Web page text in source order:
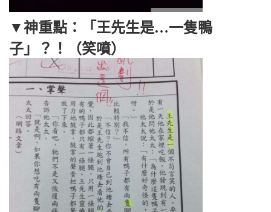
▼神重點：「王先生是…一隻鴨
子」？！（笑噴）